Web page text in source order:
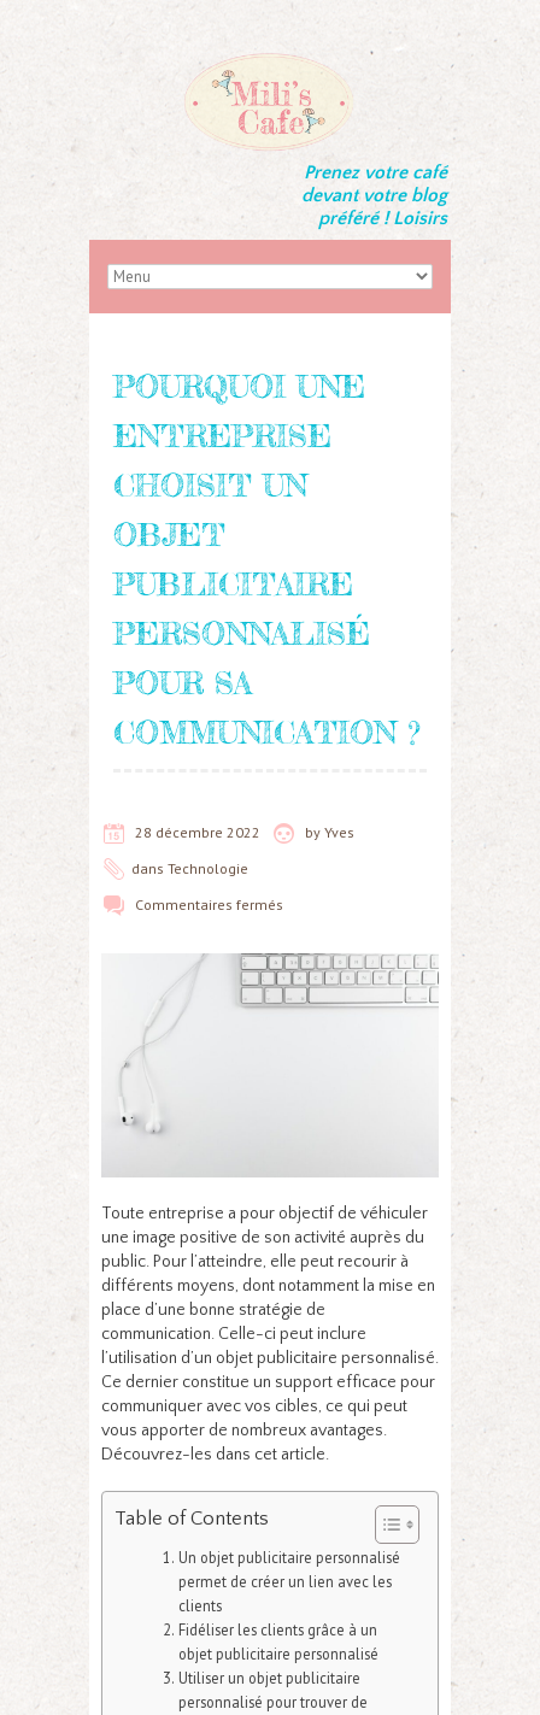
Prenez votre café
devant votre blog
préféré ! Loisirs
POURQUOI UNE
ENTREPRISE
CHOISIT UN
OBJET
PUBLICITAIRE
PERSONNALISÉ
POUR SA
COMMUNICATION ?
28 décembre 2022 by Yves
dans Technologie
Commentaires fermés
Toute entreprise a pour objectif de véhiculer
une image positive de son activité auprès du
public. Pour l’atteindre, elle peut recourir à
différents moyens, dont notamment la mise en
place d’une bonne stratégie de
communication. Celle-ci peut inclure
l’utilisation d’un objet publicitaire personnalisé.
Ce dernier constitue un support efficace pour
communiquer avec vos cibles, ce qui peut
vous apporter de nombreux avantages.
Découvrez-les dans cet article.
Table of Contents
Un objet publicitaire personnalisé
permet de créer un lien avec les
clients
Fidéliser les clients grâce à un
objet publicitaire personnalisé
Utiliser un objet publicitaire
personnalisé pour trouver de